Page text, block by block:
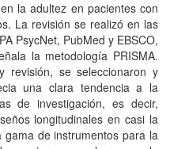
la adultez en pacientes con
La revisión se realizó en las
PsycNet, PubMed y EBSCO,
la metodología PRISMA.
revisión, se seleccionaron y
una clara tendencia a la
de investigación, es decir,
longitudinales en casi la
de instrumentos para la